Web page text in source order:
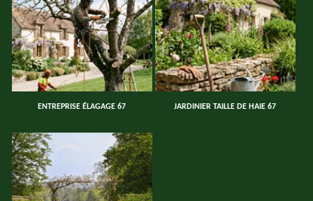
ENTREPRISE ÉLAGAGE 67 JARDINIER TAILLE DE HAIE 67